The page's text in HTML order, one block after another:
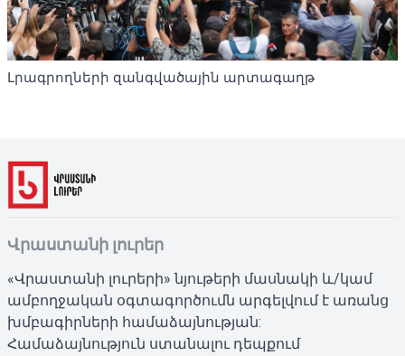
Լրագրողների զանգվածային արտագաղթ
Վրաստանի լուրեր
«Վրաստանի լուրերի» նյութերի մասնակի և/կամ
ամբողջական օգտագործումն արգելվում է առանց
խմբագիրների համաձայնության:
Համաձայնություն ստանալու դեպքում